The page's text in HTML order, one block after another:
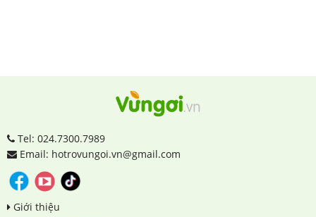
Tel: 024.7300.7989
Email: hotrovungoi.vn@gmail.com
Giới thiệu